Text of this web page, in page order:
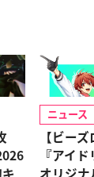
ニュース
【ビー
『アイ
オリジ